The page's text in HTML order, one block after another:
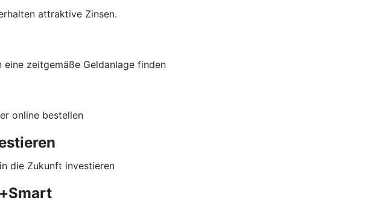
attraktive Zinsen.
zeitgemäße Geldanlage finden
online bestellen
die Zukunft investieren